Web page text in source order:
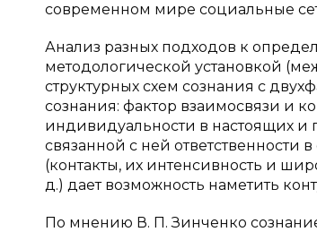
современном мире социальные
Анализ разных подходов к
методологической установкой
структурных схем сознания с
сознания: фактор взаимосвязи и
индивидуальности в настоящих и
связанной с ней
(контакты, их интенсивность и
д.) дает возможность наметить
По мнению В. П. Зинченко сознание